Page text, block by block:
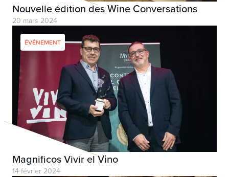
Nouvelle édition des Wine Conversations
20 mars 2024
ÉVÉNEMENT
Magnificos Vivir el Vino
14 février 2024